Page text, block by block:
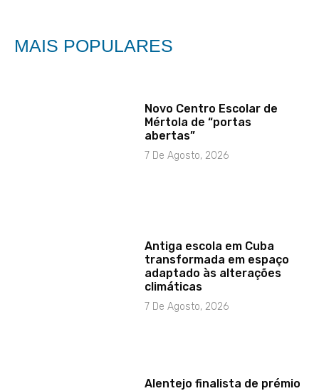
MAIS POPULARES
Novo Centro Escolar de
Mértola de “portas
abertas”
7 De Agosto, 2026
Antiga escola em Cuba
transformada em espaço
adaptado às alterações
climáticas
7 De Agosto, 2026
Alentejo finalista de prémio